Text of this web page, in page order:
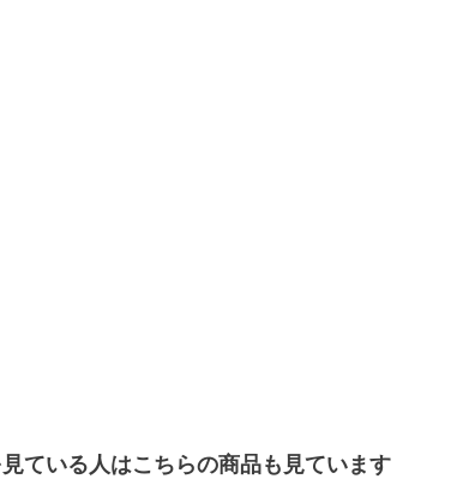
ている人はこちらの商品も見ています